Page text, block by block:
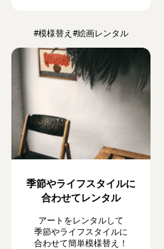
#模様替え #絵画レンタル
季節やライフスタイルに
合わせてレンタル
アートをレンタルして
季節やライフスタイルに
合わせて簡単模様替え！